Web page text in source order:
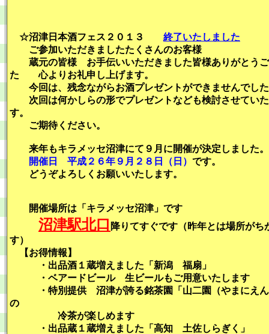
☆沼津日本酒フェス２０１３ 終了いたしました
ご参加いただきましたたくさんのお客様
蔵元の皆様 お手伝いいただきました皆様ありがとうご
た 心よりお礼申し上げます。
今回は、残念ながらお酒プレゼントができませんでし
次回は何かしらの形でプレゼントなども検討させてい
す。
ご期待ください。
来年もキラメッセ沼津にて９月に開催が決定しました。
開催日 平成２６年９月２８日（日） です。
どうぞよろしくお願いいたします。
開催場所は「キラメッセ沼津」です
沼津駅北口 降りてすぐです（昨年とは場所がち
す）
【お得情報】
・出品酒１蔵増えました「新潟 福扇」
・ベアードビール 生ビールもご用意いたします
・特別提供 沼津が誇る銘茶園「山二園（やまにえん
の
冷茶が楽しめます
・出品蔵１蔵増えました「高知 土佐しらぎく」